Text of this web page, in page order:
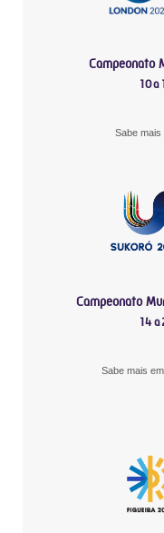
Campeonato
10 a
Sabe mais
Campeonato
14 a
Sabe mais